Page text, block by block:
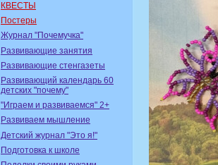
КВЕСТЫ
Постеры
Журнал "Почемучка"
Развивающие занятия
Развивающие стенгазеты
Развивающий календарь 60
детских "почему"
"Играем и развиваемся" 2+
Развиваем мышление
Детский журнал "Это я!"
Подготовка к школе